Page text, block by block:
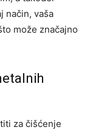
način, vaša
može značajno
za čišćenje